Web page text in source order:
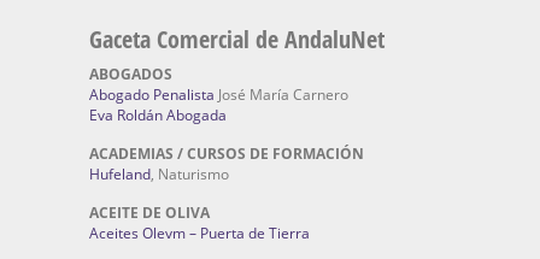
Gaceta Comercial de AndaluNet
ABOGADOS
Abogado Penalista José María Carnero
Eva Roldán Abogada
ACADEMIAS / CURSOS DE FORMACIÓN
Hufeland, Naturismo
ACEITE DE OLIVA
Aceites Olevm – Puerta de Tierra